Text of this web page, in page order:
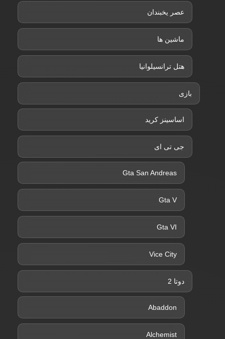
عصر یخبندان
ماشین ها
هتل ترانسیلوانیا
بازی
اساسینز کرید
جی تی ای
Gta San Andreas
Gta V
Gta VI
Vice City
دوتا 2
Abaddon
Alchemist